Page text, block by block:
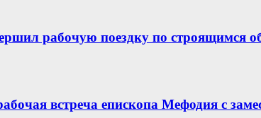
рабочую поездку по строящимся
встреча епископа Мефодия с